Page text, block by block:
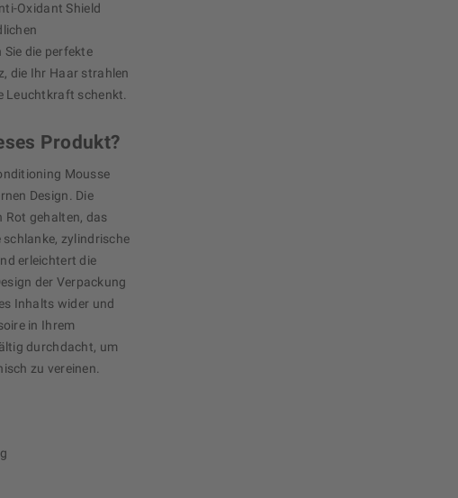
Oxidant Shield
die perfekte
die Ihr Haar strahlen
Leuchtkraft schenkt.
Produkt?
Mousse
Design. Die
Rot gehalten, das
zylindrische
erleichtert die
der Verpackung
Inhalts wider und
in Ihrem
durchdacht, um
zu vereinen.